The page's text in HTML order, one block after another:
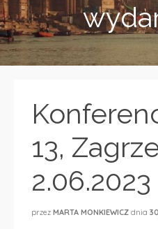
13,
2.06.2023
przez MARTA MONKIEWICZ dnia